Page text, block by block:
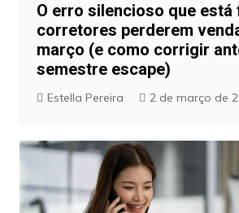
O erro silencioso que está
corretores perderem
março (e como corrigir
semestre escape)
Estella Pereira 2 de março de